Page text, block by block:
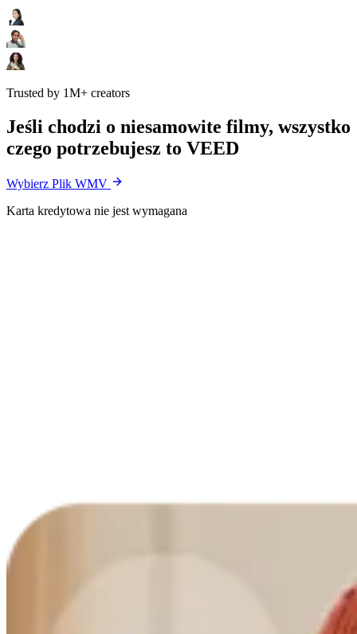
Trusted by 1M+ creators
Jeśli chodzi o niesamowite filmy, wszystko
czego potrzebujesz to VEED
Wybierz Plik WMV
Karta kredytowa nie jest wymagana